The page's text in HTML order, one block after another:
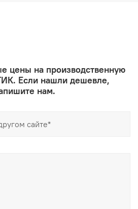
цены на производственную
Если нашли дешевле,
нам.